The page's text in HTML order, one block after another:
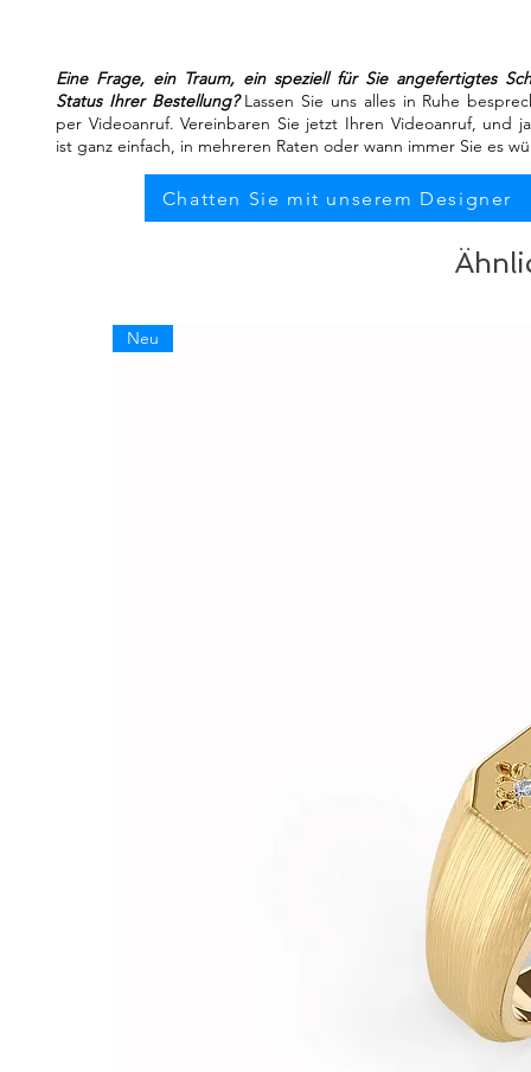
Eine Frage, ein Traum, ein speziell für Sie angefertigtes
Status Ihrer Bestellung?Lassen Sie uns alles in Ruhe
per Videoanruf. Vereinbaren Sie jetzt Ihren Videoanruf, und
ist ganz einfach, in mehreren Raten oder wann immer Sie es
Chatten Sie mit unserem Designer
Neu